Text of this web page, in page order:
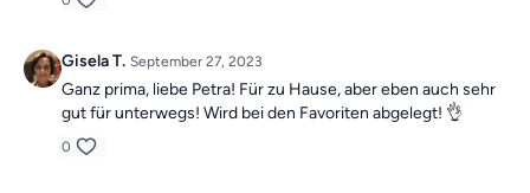
Gisela T. September 27, 2023
Ganz prima, liebe Petra! Für zu Hause, aber eben auch sehr
gut für unterwegs! Wird bei den Favoriten abgelegt! 👌
0